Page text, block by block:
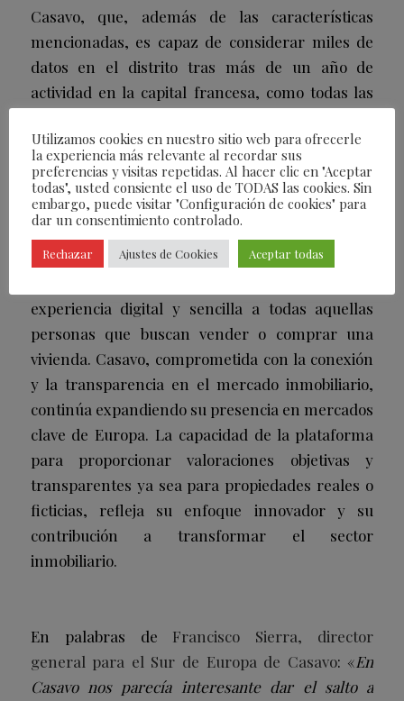
Casavo, que, además de las características
mencionadas, es capaz de considerar miles de
datos en el distrito tras más de un año de
actividad en la capital francesa, como todas las
de precios.
Tecnología que trasciende fronteras
La fusión de historia y cultura con tecnología es
experiencia digital y sencilla a todas aquellas
personas que buscan vender o comprar una
vivienda. Casavo, comprometida con la conexión
y la transparencia en el mercado inmobiliario,
continúa expandiendo su presencia en mercados
clave de Europa. La capacidad de la plataforma
para proporcionar valoraciones objetivas y
transparentes ya sea para propiedades reales o
ficticias, refleja su enfoque innovador y su
contribución a transformar el sector
inmobiliario.
En palabras de Francisco Sierra, director
general para el Sur de Europa de Casavo: «En
Casavo nos parecía interesante dar el salto a
Utilizamos cookies en nuestro sitio web para ofrecerle
la experiencia más relevante al recordar sus
preferencias y visitas repetidas. Al hacer clic en "Aceptar
todas", usted consiente el uso de TODAS las cookies. Sin
embargo, puede visitar "Configuración de cookies" para
dar un consentimiento controlado.
Rechazar Ajustes de Cookies Aceptar todas